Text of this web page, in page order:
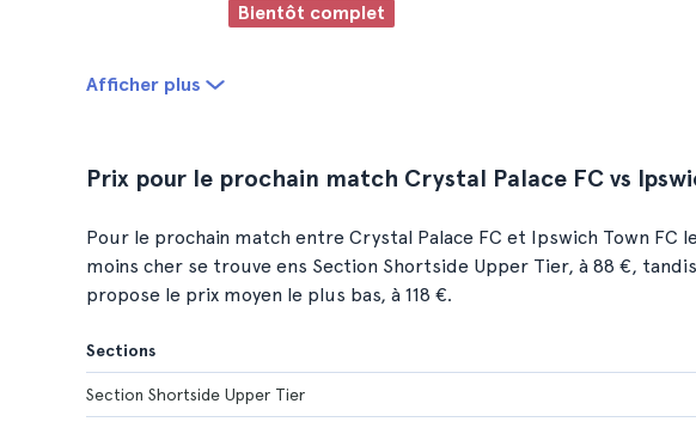
Bientôt complet
Afficher plus
Prix pour le prochain match Crystal Palace FC vs
Pour le prochain match entre Crystal Palace FC et Ipswich Town FC
moins cher se trouve ens Section Shortside Upper Tier, à 88 €,
propose le prix moyen le plus bas, à 118 €.
Sections
Section Shortside Upper Tier